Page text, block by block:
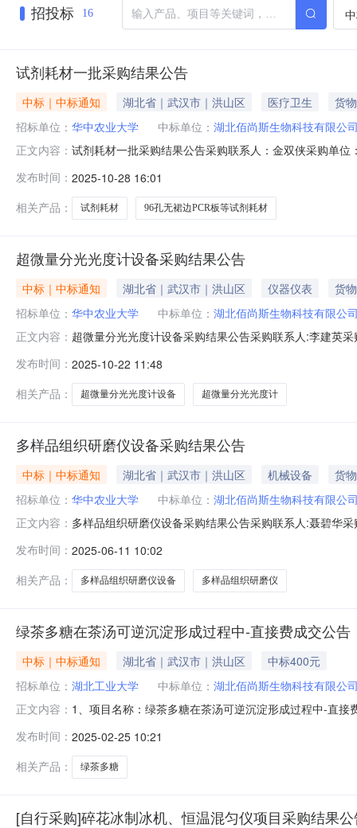
招投标 16
试剂耗材一批采购结果公告
中标｜中标通知 湖北省｜武汉市｜洪山区 医疗卫生
货物
招标单位： 华中农业大学 中标单位： 湖北佰尚斯生物科技有限公
正文内容： 试剂耗材一批采购结果公告采购联系人：金双侠采购单
限为1个工作日。如对上述成交结果存在疑问，请在有效
发布时间： 2025-10-28 16:01
相关产品：
试剂耗材 96孔无裙边PCR板等试剂耗材
超微量分光光度计设备采购结果公告
中标｜中标通知 湖北省｜武汉市｜洪山区 仪器仪表
货物
招标单位： 华中农业大学 中标单位： 湖北佰尚斯生物科技有限公
正文内容： 超微量分光光度计设备采购结果公告采购联系人:李建英
为1个工作日。如对上述成交结果存在疑问，请在有效的
发布时间： 2025-10-22 11:48
相关产品：
超微量分光光度计设备 超微量分光光度计
多样品组织研磨仪设备采购结果公告
中标｜中标通知 湖北省｜武汉市｜洪山区 机械设备
货物
招标单位： 华中农业大学 中标单位： 湖北佰尚斯生物科技有限公
正文内容： 多样品组织研磨仪设备采购结果公告采购联系人:聂碧华
告期限为1个工作日。如对上述成交结果存在疑问，请在
87281981，邮箱：
发布时间： 2025-06-11 10:02
相关产品：
多样品组织研磨仪设备 多样品组织研磨仪
绿茶多糖在茶汤可逆沉淀形成过程中-直接费成交公告
中标｜中标通知 湖北省｜武汉市｜洪山区
中标400元
招标单位： 湖北工业大学 中标单位： 湖北佰尚斯生物科技有限公
正文内容： 1、项目名称：绿茶多糖在茶汤可逆沉淀形成过程中-直
发布时间： 2025-02-25 10:21
相关产品：
绿茶多糖
[自行采购]碎花冰制冰机、恒温混匀仪项目采购结果